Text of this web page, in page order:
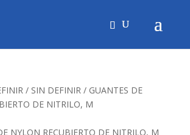
/ SIN DEFINIR/ GUANTES DE
DE NITRILO, M